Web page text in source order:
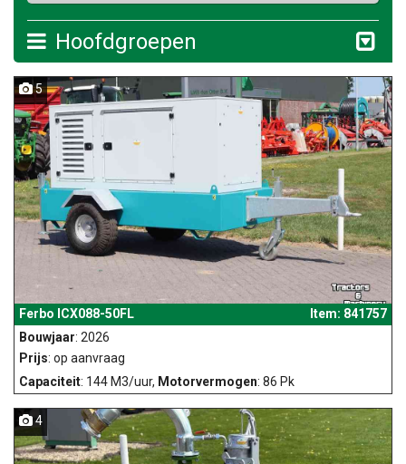
Hoofdgroepen
5
Ferbo ICX088-50FL
Item: 841757
Bouwjaar: 2026
Prijs: op aanvraag
Capaciteit: 144 M3/uur, Motorvermogen: 86 Pk
4